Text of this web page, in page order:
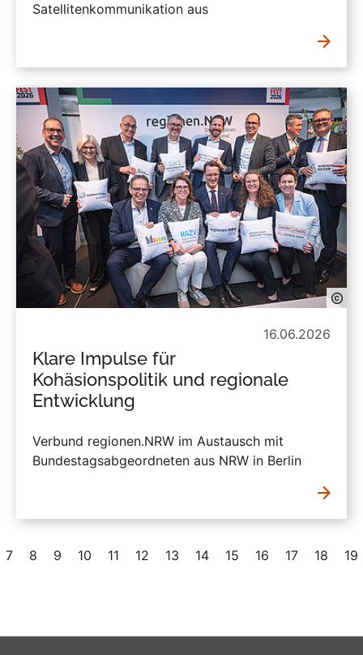
Satellitenkommunikation aus
16.06.2026
Klare Impulse für
Kohäsionspolitik und regionale
Entwicklung
Verbund regionen.NRW im Austausch mit
Bundestagsabgeordneten aus NRW in Berlin
7 8 9 10 11 12 13 14 15 16 17 18 19